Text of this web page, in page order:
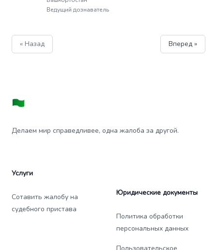
Ведущий дознаватель
« Назад Вперед »
Делаем мир справедливее, одна жалоба за другой.
Услуги
Сотавить жалобу на
судебного пристава
Юридические документы
Политика обработки
персональных данных